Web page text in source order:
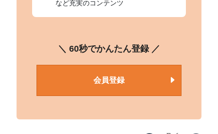
など充実のコンテンツ
＼ 60秒でかんたん登録 ／
会員登録